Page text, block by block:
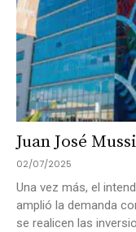
Juan José
02/07/2025
Una vez más, el
amplió la demanda
se realicen las